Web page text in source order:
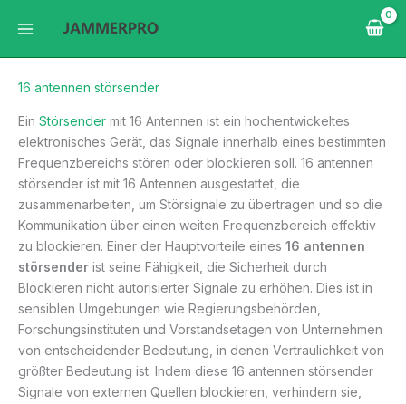
Inhalt
16 antennen störsender
Ein Störsender mit 16 Antennen ist ein hochentwickeltes
elektronisches Gerät, das Signale innerhalb eines bestimmten
Frequenzbereichs stören oder blockieren soll. 16 antennen
störsender ist mit 16 Antennen ausgestattet, die
zusammenarbeiten, um Störsignale zu übertragen und so die
Kommunikation über einen weiten Frequenzbereich effektiv
zu blockieren. Einer der Hauptvorteile eines 16 antennen
störsender ist seine Fähigkeit, die Sicherheit durch
Blockieren nicht autorisierter Signale zu erhöhen. Dies ist in
sensiblen Umgebungen wie Regierungsbehörden,
Forschungsinstituten und Vorstandsetagen von Unternehmen
von entscheidender Bedeutung, in denen Vertraulichkeit von
größter Bedeutung ist. Indem diese 16 antennen störsender
Signale von externen Quellen blockieren, verhindern sie,